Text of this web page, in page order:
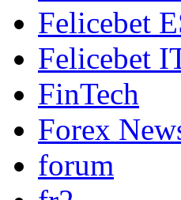
Felicebet
Felicebet
FinTech
Forex
forum